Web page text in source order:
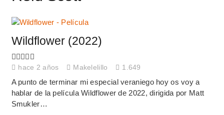
Wildflower (2022)
hace 2 años Makelelillo 1.649
A punto de terminar mi especial veraniego hoy os voy a
hablar de la película Wildflower de 2022, dirigida por Matt
Smukler…